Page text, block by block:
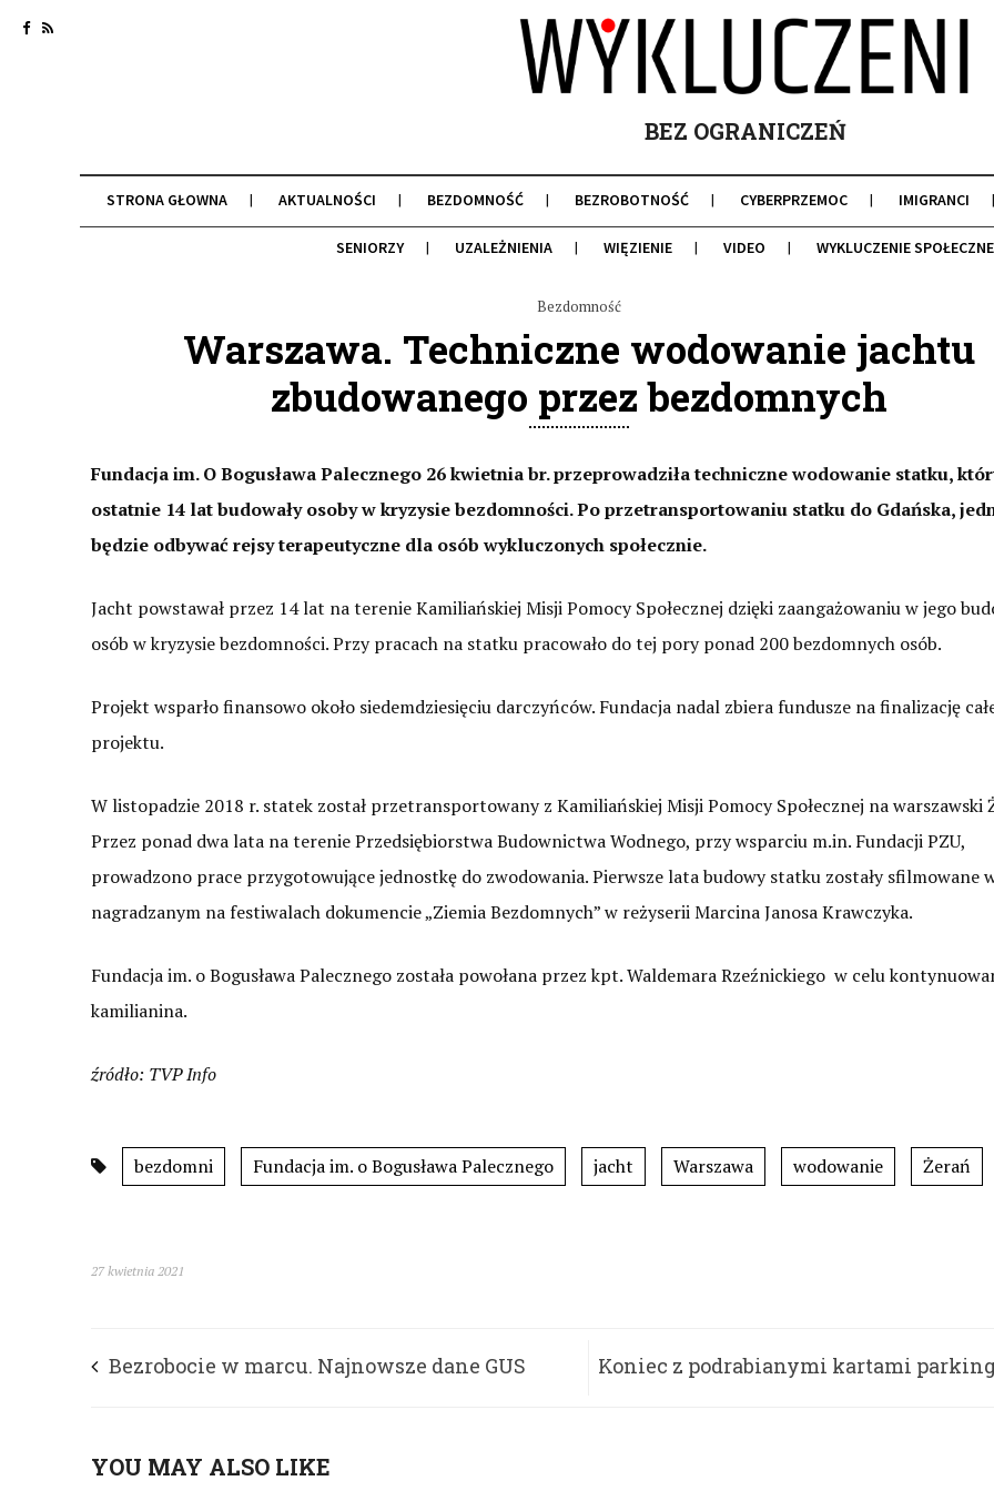
BEZ OGRANICZEŃ
STRONA GŁOWNA AKTUALNOŚCI BEZDOMNOŚĆ BEZROBOTNOŚĆ CYBERPRZEMOC IMIGRANCI
SENIORZY UZALEŻNIENIA WIĘZIENIE VIDEO WYKLUCZENIE SPOŁECZNE
Bezdomność
Warszawa. Techniczne wodowanie jachtu
zbudowanego przez bezdomnych
Fundacja im. O Bogusława Palecznego 26 kwietnia br. przeprowadziła techniczne wodowanie statku,
ostatnie 14 lat budowały osoby w kryzysie bezdomności. Po przetransportowaniu statku do Gdańska,
będzie odbywać rejsy terapeutyczne dla osób wykluczonych społecznie.
Jacht powstawał przez 14 lat na terenie Kamiliańskiej Misji Pomocy Społecznej dzięki zaangażowaniu w jego
osób w kryzysie bezdomności. Przy pracach na statku pracowało do tej pory ponad 200 bezdomnych osób.
Projekt wsparło finansowo około siedemdziesięciu darczyńców. Fundacja nadal zbiera fundusze na finalizację
projektu.
W listopadzie 2018 r. statek został przetransportowany z Kamiliańskiej Misji Pomocy Społecznej na warszawski
Przez ponad dwa lata na terenie Przedsiębiorstwa Budownictwa Wodnego, przy wsparciu m.in. Fundacji PZU,
prowadzono prace przygotowujące jednostkę do zwodowania. Pierwsze lata budowy statku zostały sfilmowane
nagradzanym na festiwalach dokumencie „Ziemia Bezdomnych” w reżyserii Marcina Janosa Krawczyka.
Fundacja im. o Bogusława Palecznego została powołana przez kpt. Waldemara Rzeźnickiego w celu
kamilianina.
źródło: TVP Info
bezdomni Fundacja im. o Bogusława Palecznego jacht Warszawa wodowanie Żerań
27 kwietnia 2021
Bezrobocie w marcu. Najnowsze dane GUS Koniec z podrabianymi kartami
YOU MAY ALSO LIKE